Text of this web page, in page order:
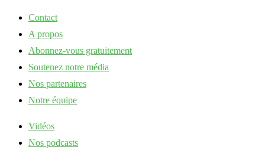
Contact
A propos
Abonnez-vous gratuitement
Soutenez notre média
Nos partenaires
Notre équipe
Vidéos
Nos podcasts